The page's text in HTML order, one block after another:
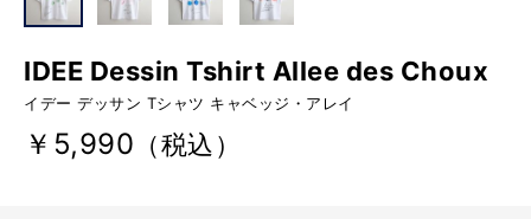
IDEE Dessin Tshirt Allee des Choux
イデー デッサン Tシャツ キャベッジ・アレイ
￥5,990 （税込）